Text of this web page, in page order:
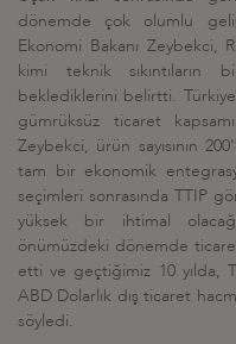
dönemde çok olumlu
Ekonomi Bakanı Zeybekci,
kimi teknik sıkıntıların
beklediklerini belirtti. Türkiye
gümrüksüz ticaret
Zeybekci, ürün sayısının
tam bir ekonomik
seçimleri sonrasında TTIP
yüksek bir ihtimal
önümüzdeki dönemde
etti ve geçtiğimiz 10 yılda,
ABD Dolarlık dış ticaret
söyledi.